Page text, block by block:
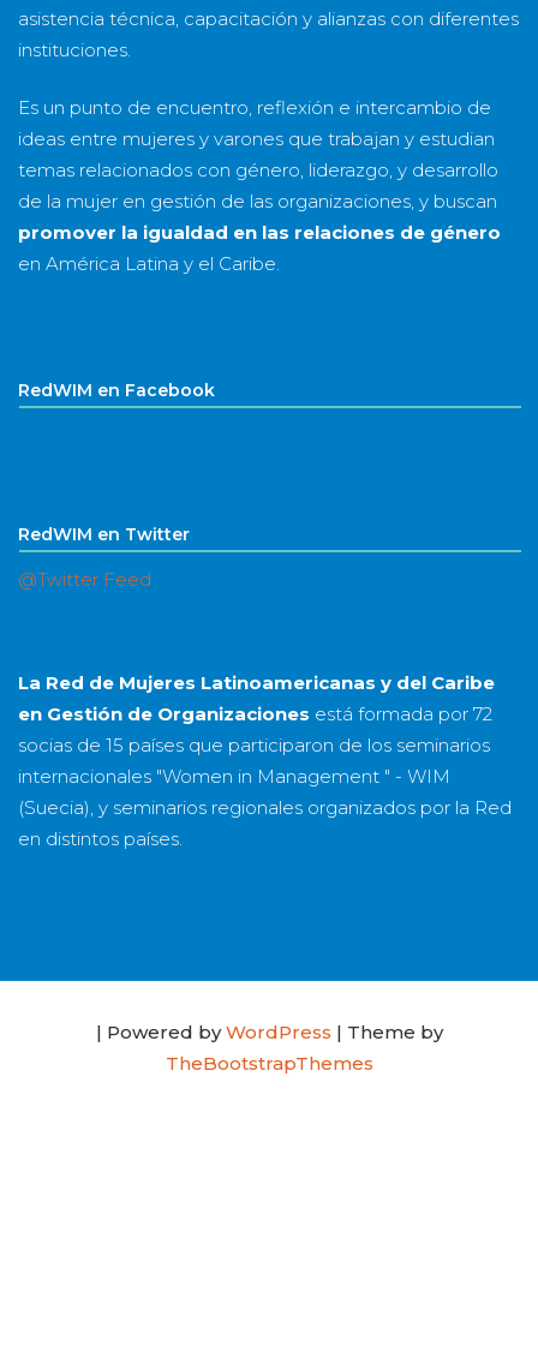
asistencia técnica, capacitación y alianzas con diferentes
instituciones.
Es un punto de encuentro, reflexión e intercambio de
ideas entre mujeres y varones que trabajan y estudian
temas relacionados con género, liderazgo, y desarrollo
de la mujer en gestión de las organizaciones, y buscan
promover la igualdad en las relaciones de género
en América Latina y el Caribe.
RedWIM en Facebook
RedWIM en Twitter
@Twitter Feed
La Red de Mujeres Latinoamericanas y del Caribe
en Gestión de Organizaciones está formada por 72
socias de 15 países que participaron de los seminarios
internacionales "Women in Management " - WIM
(Suecia), y seminarios regionales organizados por la Red
en distintos países.
| Powered byWordPress | Theme by
TheBootstrapThemes